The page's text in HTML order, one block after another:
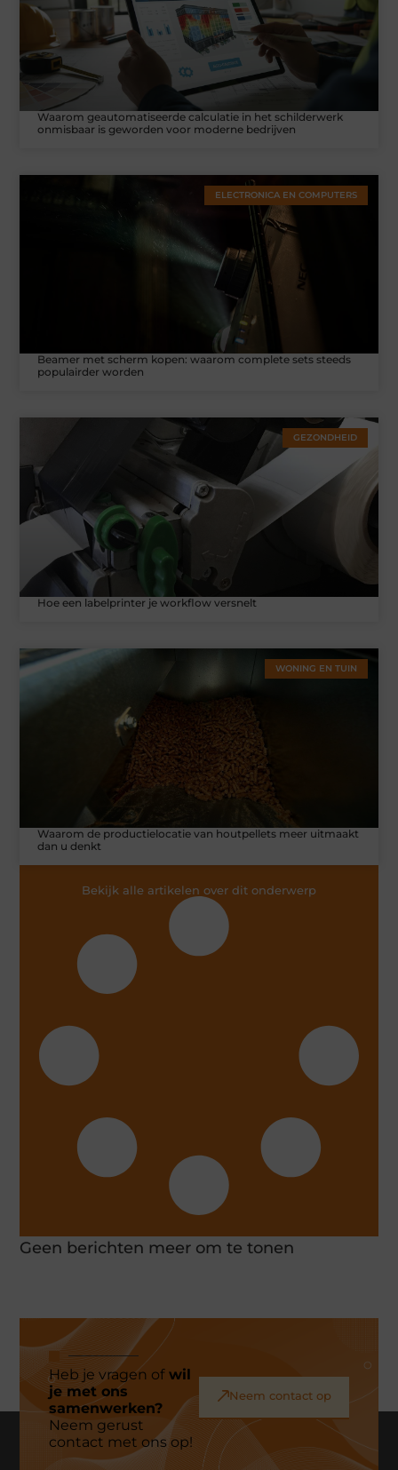
Waarom geautomatiseerde calculatie in het schilderwerk
onmisbaar is geworden voor moderne bedrijven
ELECTRONICA EN COMPUTERS
Beamer met scherm kopen: waarom complete sets steeds
populairder worden
GEZONDHEID
Hoe een labelprinter je workflow versnelt
WONING EN TUIN
Waarom de productielocatie van houtpellets meer uitmaakt
dan u denkt
Bekijk alle artikelen over dit onderwerp
Geen berichten meer om te tonen
Heb je vragen ofwil
je met ons
samenwerken?
Neem gerust
contact met ons op!
Neem contact op